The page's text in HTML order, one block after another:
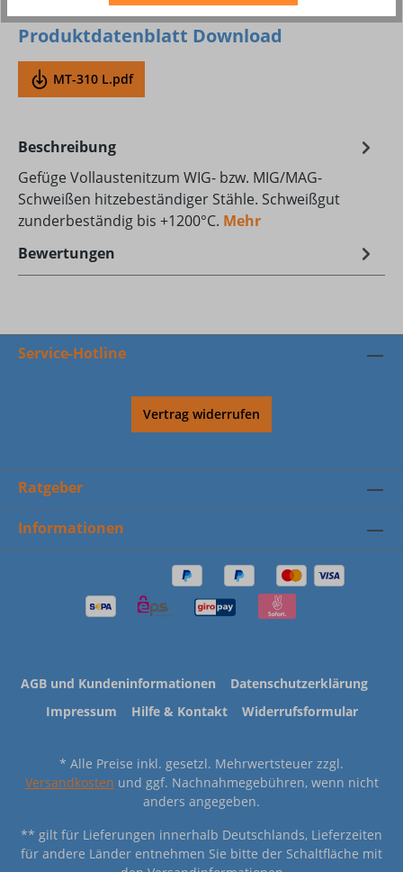
Produktdatenblatt Download
MT-310 L.pdf
Beschreibung
Gefüge Vollaustenitzum WIG- bzw. MIG/MAG-
Schweißen hitzebeständiger Stähle. Schweißgut
zunderbeständig bis +1200°C. Mehr
Bewertungen
Service-Hotline
Vertrag widerrufen
Ratgeber
Informationen
AGB und Kundeninformationen
Datenschutzerklärung
Impressum
Hilfe & Kontakt Widerrufsformular
* Alle Preise inkl. gesetzl. Mehrwertsteuer zzgl.
Versandkosten und ggf. Nachnahmegebühren, wenn nicht
anders angegeben.
** gilt für Lieferungen innerhalb Deutschlands, Lieferzeiten
für andere Länder entnehmen Sie bitte der Schaltfläche mit